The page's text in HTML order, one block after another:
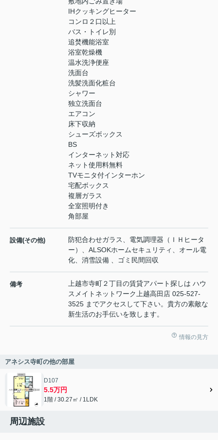
IHクッキングヒーター
コンロ２口以上
バス・トイレ別
追焚機能浴室
浴室乾燥機
温水洗浄便座
洗面台
洗髪洗面化粧台
シャワー
独立洗面台
エアコン
床下収納
シューズボックス
BS
インターネット対応
ネット使用料無料
TVモニタ付インターホン
宅配ボックス
複層ガラス
全室照明付き
角部屋
設備(その他)
防犯合わせガラス、電気調理器（ＩＨヒータ
ー）、ALSOKホームセキュリティ、オール電
化、消雪設備 、ゴミ民間回収
備考
上越市寺町２丁目の賃貸アパート探しは ハウ
スメイトネットワーク上越高田店 025-527-
3525 までアクセスして下さい。貴方の素敵な
新生活のお手伝いを致します。
情報の見方
アネシス寺町の他の部屋
D107
5.5万円
1階 / 30.27㎡ / 1LDK
周辺施設